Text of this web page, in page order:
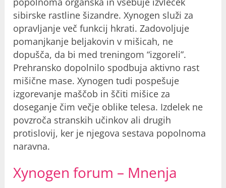
sibirske rastline šizandre. Xynogen služi za
opravljanje več funkcij hkrati. Zadovoljuje
pomanjkanje beljakovin v mišicah, ne
dopušča, da bi med treningom “izgoreli”.
Prehransko dopolnilo spodbuja aktivno rast
mišične mase. Xynogen tudi pospešuje
izgorevanje maščob in ščiti mišice za
doseganje čim večje oblike telesa. Izdelek ne
povzroča stranskih učinkov ali drugih
protislovij, ker je njegova sestava popolnoma
naravna.
Xynogen forum – Mnenja